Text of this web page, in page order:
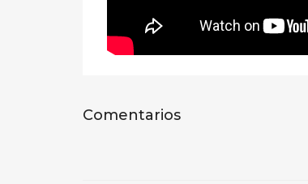
Comentarios